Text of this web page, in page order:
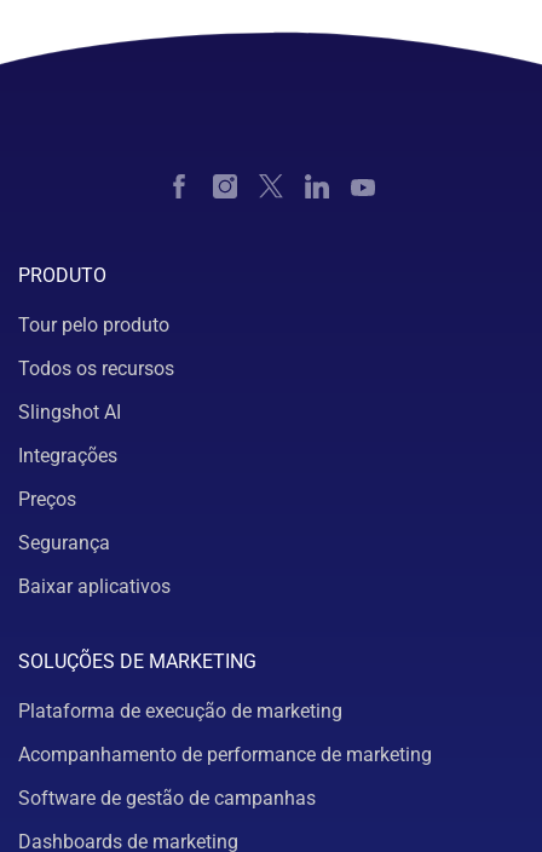
PRODUTO
Tour pelo produto
Todos os recursos
Slingshot AI
Integrações
Preços
Segurança
Baixar aplicativos
SOLUÇÕES DE MARKETING
Plataforma de execução de marketing
Acompanhamento de performance de marketing
Software de gestão de campanhas
Dashboards de marketing